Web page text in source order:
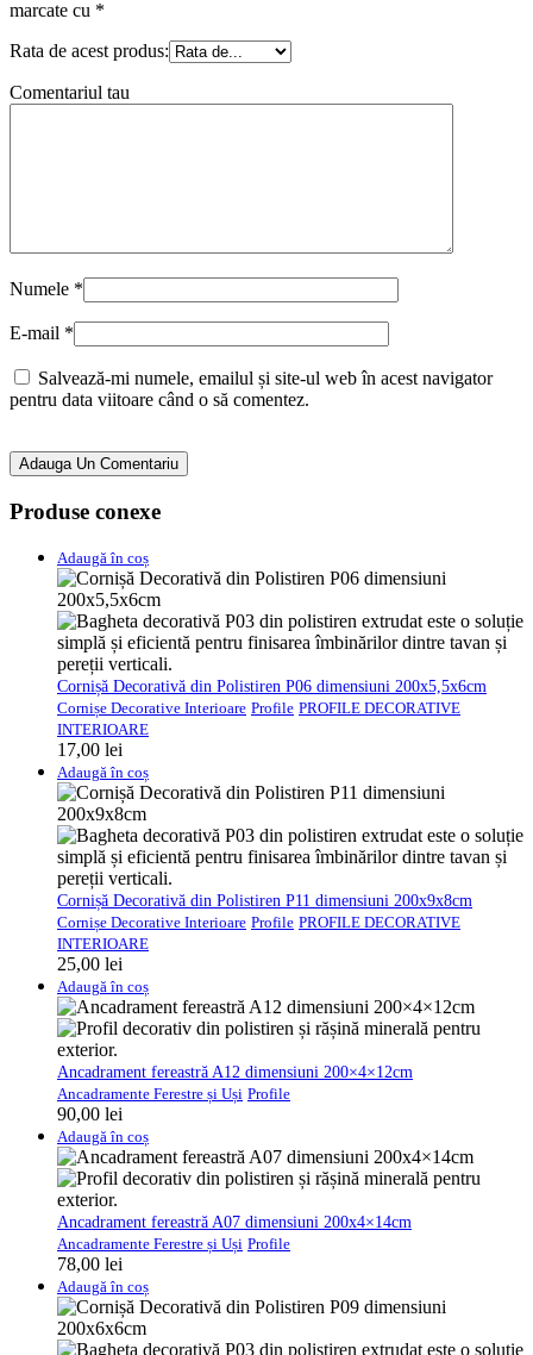
marcate cu *
Rata de acest produs:
Comentariul tau
Numele *
E-mail *
Salvează-mi numele, emailul și site-ul web în acest navigator
pentru data viitoare când o să comentez.
Adauga Un Comentariu
Produse conexe
Adaugă în coș
Cornișă Decorativă din Polistiren P06 dimensiuni 200x5,5x6cm
Cornișe Decorative Interioare Profile PROFILE DECORATIVE
INTERIOARE
17,00 lei
Adaugă în coș
Cornișă Decorativă din Polistiren P11 dimensiuni 200x9x8cm
Cornișe Decorative Interioare Profile PROFILE DECORATIVE
INTERIOARE
25,00 lei
Adaugă în coș
Ancadrament fereastră A12 dimensiuni 200×4×12cm
Ancadramente Ferestre și Uși Profile
90,00 lei
Adaugă în coș
Ancadrament fereastră A07 dimensiuni 200x4×14cm
Ancadramente Ferestre și Uși Profile
78,00 lei
Adaugă în coș